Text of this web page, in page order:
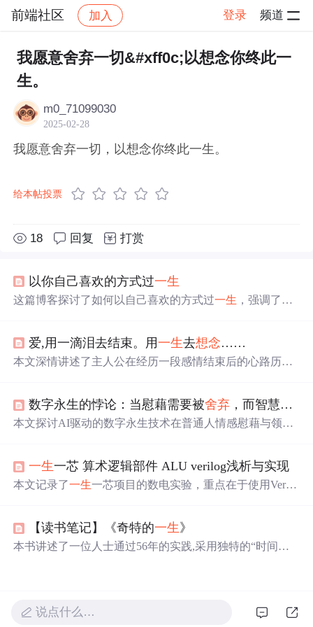
前端社区 加入 登录 频道
社区 前端社区 感慨 帖子详情
我愿意舍弃一切&#xff0c;以想念你终此一
生。
m0_71099030
2025-02-28
我愿意舍弃一切，以想念你终此一生。
给本帖投票
18 回复 打赏
以你自己喜欢的方式过一生
这篇博客探讨了如何以自己喜欢的方式过一生 ，强调了个
是物质，都要学会适时放手。通过自我反省和努力，追求
内心的温暖与明亮，创造属于自己的独特生活。
爱,用一滴泪去结束。用一生去想念……
本文深情讲述了主人公在经历一段感情结束后的心路历
数字永生的悖论：当慰藉需要被舍弃 ，而智慧渴望被延续
本文探讨AI驱动的数字永生技术在普通人情感慰藉与领导
迭代与功能实效，无视‘真实’而专注决策效用。核心矛盾
在于情感需求依赖真实性与唯一性，而功能需求仅关注有
一生一芯 算术逻辑部件 ALU verilog浅析与实现
本文记录了一生一芯项目的数电实验，重点在于使用Verilo
现。在调试过程中遇到加法结果不一致的问题，最终通过
改进代码解决了溢出标志的获取。
【读书笔记】《奇特的一生 》
本书讲述了一位人士通过56年的实践,采用独特的“时间统
说点什么…